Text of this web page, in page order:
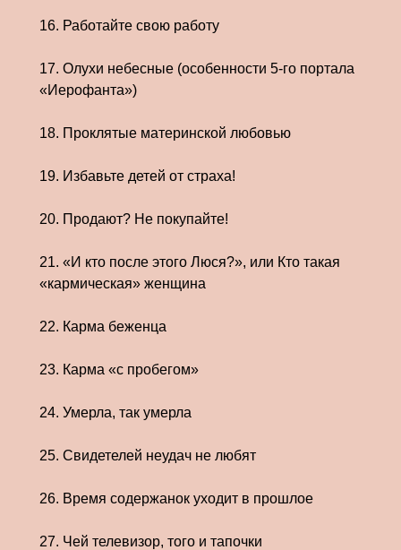
16. Работайте свою работу
17. Олухи небесные (особенности 5-го портала
«Иерофанта»)
18. Проклятые материнской любовью
19. Избавьте детей от страха!
20. Продают? Не покупайте!
21. «И кто после этого Люся?», или Кто такая
«кармическая» женщина
22. Карма беженца
23. Карма «с пробегом»
24. Умерла, так умерла
25. Свидетелей неудач не любят
26. Время содержанок уходит в прошлое
27. Чей телевизор, того и тапочки